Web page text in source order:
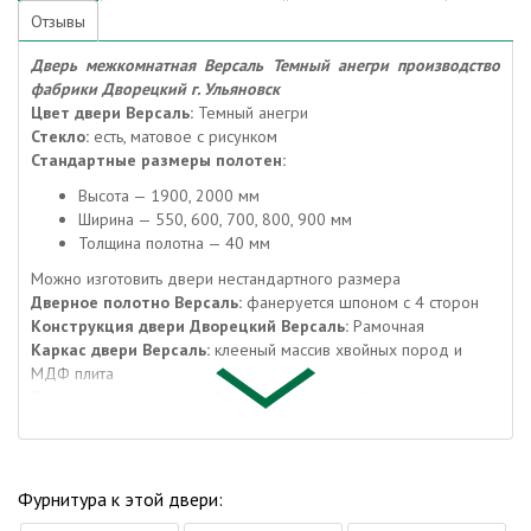
Отзывы
Дверь межкомнатная Версаль Темный анегри производство
фабрики Дворецкий г. Ульяновск
Цвет двери Версаль: Темный анегри
Стекло: есть, матовое с рисунком
Стандартные размеры полотен:
Высота — 1900, 2000 мм
Ширина — 550, 600, 700, 800, 900 мм
Толщина полотна — 40 мм
Можно изготовить двери нестандартного размера
Дверное полотно Версаль: фанеруется шпоном с 4 сторон
Конструкция двери Дворецкий Версаль: Рамочная
Каркас двери Версаль: клееный массив хвойных пород и
МДФ плита
Отделка межкомнатной двери Версаль:
универсальным лаком итальянской фирмы
периметру
Упаковка погонажа:
полиэтилен, гофрокартон
Фурнитура к этой двери: